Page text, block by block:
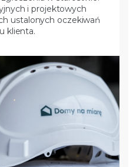
i projektowych
ustalonych oczekiwań
klienta.